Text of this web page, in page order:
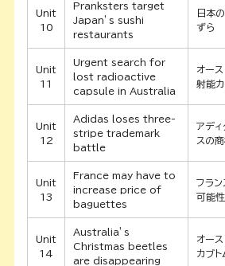
Unit
10
Pranksters target
Japan’s sushi
restaurants
日本
ずら
Unit
11
Urgent search for
lost radioactive
capsule in Australia
オー
射能
Unit
12
Adidas loses three-
stripe trademark
battle
アディ
スの
Unit
13
France may have to
increase price of
baguettes
フラン
可能性
Unit
14
Australia’s
Christmas beetles
are disappearing
オース
カブ